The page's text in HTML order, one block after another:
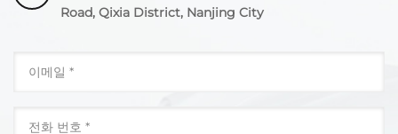
Road, Qixia District, Nanjing City